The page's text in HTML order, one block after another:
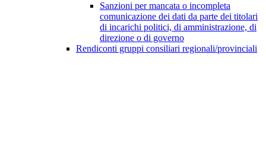
Sanzioni per mancata o incompleta
comunicazione dei dati da parte dei titolari
di incarichi politici, di amministrazione, di
direzione o di governo
Rendiconti gruppi consiliari regionali/provinciali